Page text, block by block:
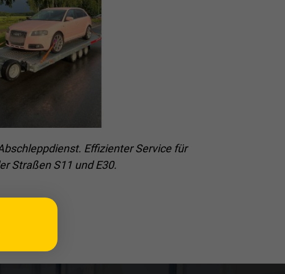
Effizienter Service für
Straßen S11 und E30.